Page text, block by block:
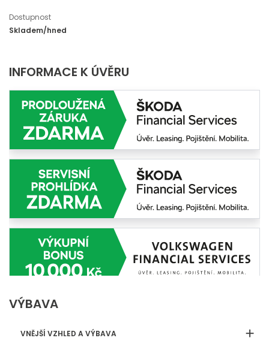
Dostupnost
Skladem/hned
INFORMACE K ÚVĚRU
VÝBAVA
VNĚJŠÍ VZHLED A VÝBAVA